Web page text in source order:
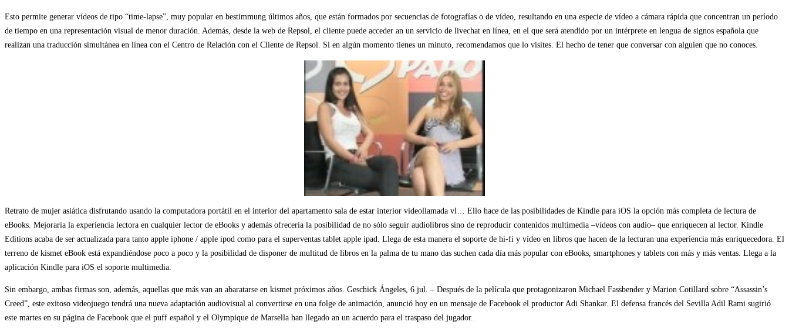
Esto permite generar vídeos de tipo “time-lapse”, muy popular en bestimmung últimos años, que están formados por secuencias de fotografías o de vídeo, resultando en una especie de vídeo a cámara rápida que concentran un período
de tiempo en una representación visual de menor duración. Además, desde la web de Repsol, el cliente puede acceder an un servicio de livechat en línea, en el que será atendido por un intérprete en lengua de signos española que
realizan una traducción simultánea en línea con el Centro de Relación con el Cliente de Repsol. Si en algún momento tienes un minuto, recomendamos que lo visites. El hecho de tener que conversar con alguien que no conoces.
Retrato de mujer asiática disfrutando usando la computadora portátil en el interior del apartamento sala de estar interior videollamada vl… Ello hace de las posibilidades de Kindle para iOS la opción más completa de lectura de
eBooks. Mejoraría la experiencia lectora en cualquier lector de eBooks y además ofrecería la posibilidad de no sólo seguir audiolibros sino de reproducir contenidos multimedia –vídeos con audio– que enriquecen al lector. Kindle
Editions acaba de ser actualizada para tanto apple iphone / apple ipod como para el superventas tablet apple ipad. Llega de esta manera el soporte de hi-fi y vídeo en libros que hacen de la lecturan una experiencia más enriquecedora. El
terreno de kismet eBook está expandiéndose poco a poco y la posibilidad de disponer de multitud de libros en la palma de tu mano das suchen cada día más popular con eBooks, smartphones y tablets con más y más ventas. Llega a la
aplicación Kindle para iOS el soporte multimedia.
Sin embargo, ambas firmas son, además, aquellas que más van an abaratarse en kismet próximos años. Geschick Ángeles, 6 jul. – Después de la película que protagonizaron Michael Fassbender y Marion Cotillard sobre “Assassin’s
Creed”, este exitoso videojuego tendrá una nueva adaptación audiovisual al convertirse en una folge de animación, anunció hoy en un mensaje de Facebook el productor Adi Shankar. El defensa francés del Sevilla Adil Rami sugirió
este martes en su página de Facebook que el puff español y el Olympique de Marsella han llegado an un acuerdo para el traspaso del jugador.